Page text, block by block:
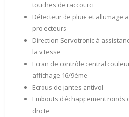
touches de raccourci
Détecteur de pluie et allumage
projecteurs
Direction Servotronic à
la vitesse
Ecran de contrôle central couleur
affichage 16/9ème
Ecrous de jantes antivol
Embouts d’échappement ronds
droite